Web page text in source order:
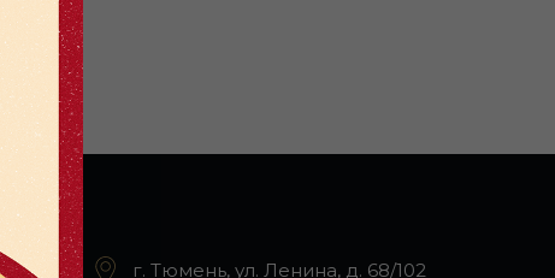
г. Тюмень, ул. Ленина, д. 68/102